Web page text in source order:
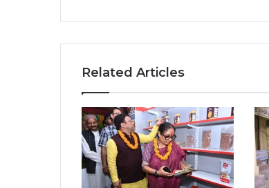
Related Articles